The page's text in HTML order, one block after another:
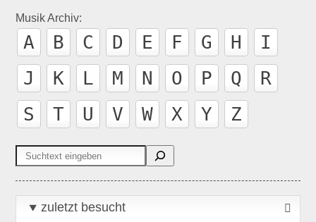
Musik Archiv:
A B C D E F G H
I
J
K L M N O P Q
R
S
T U V W X Y Z
Suchen
zuletzt besucht